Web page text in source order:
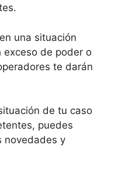
una situación
de poder o
te darán
de tu caso
puedes
novedades y